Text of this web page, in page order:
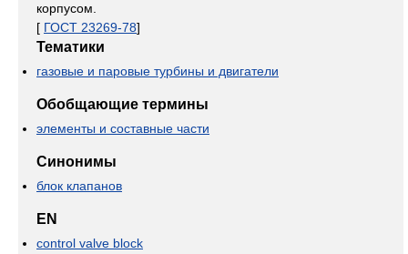
корпусом.
[ ГОСТ 23269-78]
Тематики
газовые и паровые турбины и двигатели
Обобщающие термины
элементы и составные части
Синонимы
блок клапанов
EN
control valve block